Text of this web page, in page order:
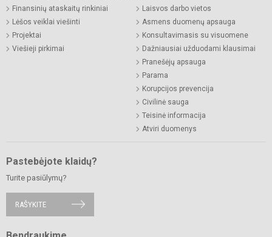
Finansinių ataskaitų rinkiniai
Lėšos veiklai viešinti
Projektai
Viešieji pirkimai
Laisvos darbo vietos
Asmens duomenų apsauga
Konsultavimasis su visuomene
Dažniausiai užduodami klausimai
Pranešėjų apsauga
Parama
Korupcijos prevencija
Civilinė sauga
Teisinė informacija
Atviri duomenys
Pastebėjote klaidų?
Turite pasiūlymų?
RAŠYKITE